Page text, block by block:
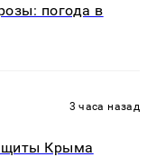
погода в
3 часа назад
Крыма